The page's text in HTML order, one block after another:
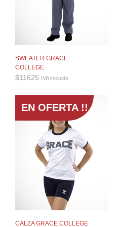
SWEATER GRACE
COLLEGE
$11625 IVA incluido
EN OFERTA !!
CALZA GRACE COLLEGE